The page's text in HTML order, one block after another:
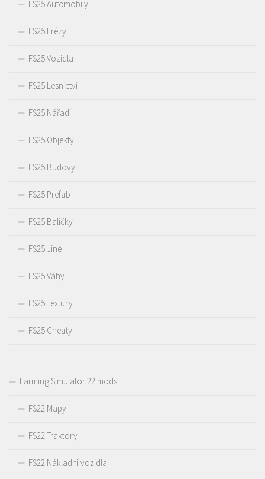
FS25 Automobily
FS25 Frézy
FS25 Vozidla
FS25 Lesnictví
FS25 Nářadí
FS25 Objekty
FS25 Budovy
FS25 Prefab
FS25 Balíčky
FS25 Jiné
FS25 Váhy
FS25 Textury
FS25 Cheaty
Farming Simulator 22 mods
FS22 Mapy
FS22 Traktory
FS22 Nákladní vozidla